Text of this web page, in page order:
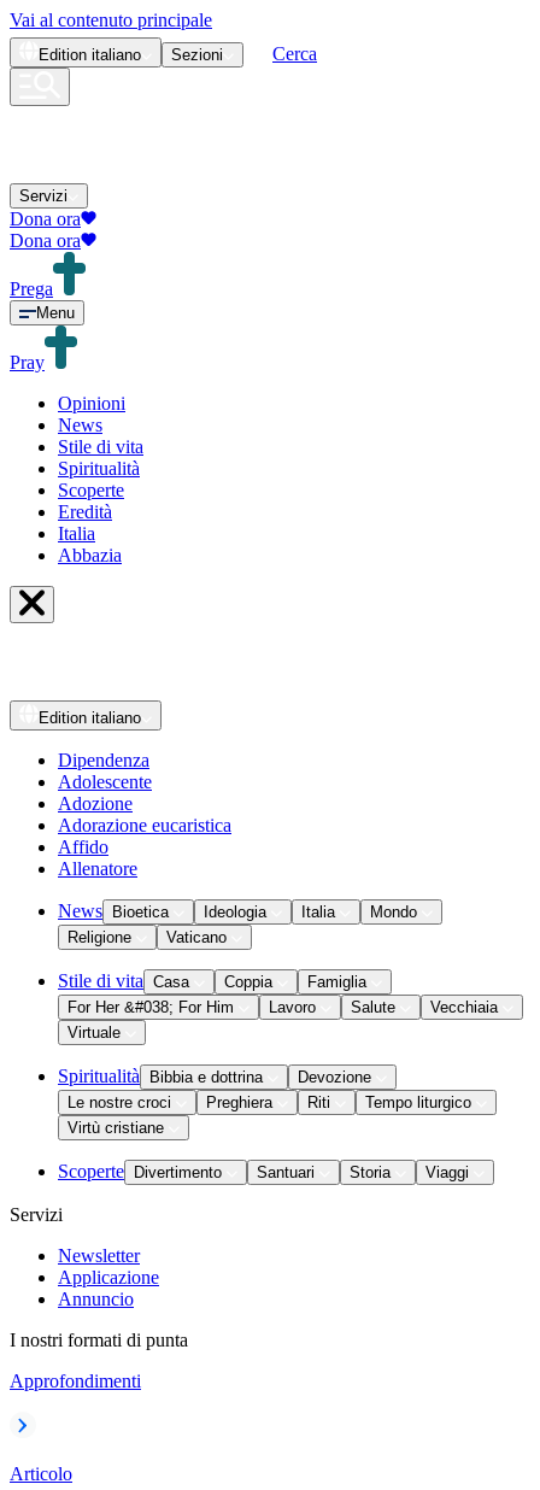
Vai al contenuto principale
Edition italiano Sezioni Cerca
Servizi
Dona ora
Dona ora
Prega
Menu
Pray
Opinioni
News
Stile di vita
Spiritualità
Scoperte
Eredità
Italia
Abbazia
Edition italiano
Dipendenza
Adolescente
Adozione
Adorazione eucaristica
Affido
Allenatore
News Bioetica Ideologia Italia
Mondo
Religione
Vaticano
Stile di vita Casa Coppia
Famiglia
For Her &#038; For Him
Lavoro Salute
Vecchiaia
Virtuale
Spiritualità Bibbia e dottrina
Devozione
Le nostre croci
Preghiera Riti
Tempo liturgico
Virtù cristiane
Scoperte Divertimento Santuari Storia Viaggi
Servizi
Newsletter
Applicazione
Annuncio
I nostri formati di punta
Approfondimenti
Articolo